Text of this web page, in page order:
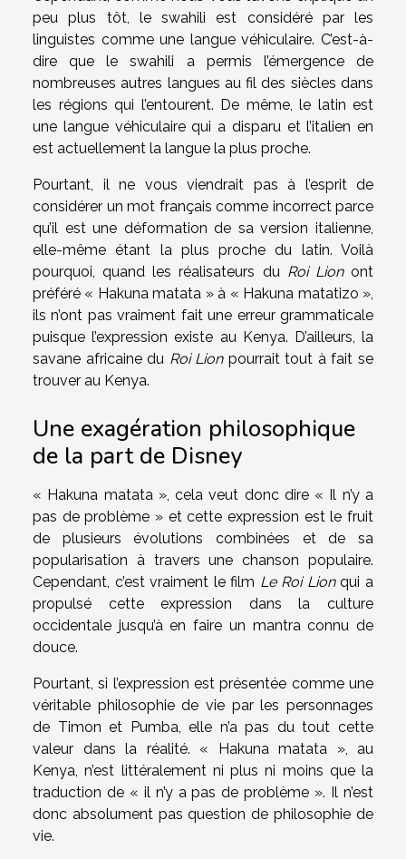
peu plus tôt, le swahili est considéré par les
linguistes comme une langue véhiculaire. C’est-à-
dire que le swahili a permis l’émergence de
nombreuses autres langues au fil des siècles dans
les régions qui l’entourent. De même, le latin est
une langue véhiculaire qui a disparu et l’italien en
est actuellement la langue la plus proche.
Pourtant, il ne vous viendrait pas à l’esprit de
considérer un mot français comme incorrect parce
qu’il est une déformation de sa version italienne,
elle-même étant la plus proche du latin. Voilà
pourquoi, quand les réalisateurs du Roi Lionont
préféré « Hakuna matata » à « Hakuna matatizo »,
ils n’ont pas vraiment fait une erreur grammaticale
puisque l’expression existe au Kenya. D’ailleurs, la
savane africaine du Roi Lionpourrait tout à fait se
trouver au Kenya.
Une exagération philosophique
de la part de Disney
« Hakuna matata », cela veut donc dire « Il n’y a
pas de problème » et cette expression est le fruit
de plusieurs évolutions combinées et de sa
popularisation à travers une chanson populaire.
Cependant, c’est vraiment le film Le Roi Lionqui a
propulsé cette expression dans la culture
occidentale jusqu’à en faire un mantra connu de
douce.
Pourtant, si l’expression est présentée comme une
véritable philosophie de vie par les personnages
de Timon et Pumba, elle n’a pas du tout cette
valeur dans la réalité. « Hakuna matata », au
Kenya, n’est littéralement ni plus ni moins que la
traduction de « il n’y a pas de problème ». Il n’est
donc absolument pas question de philosophie de
vie.